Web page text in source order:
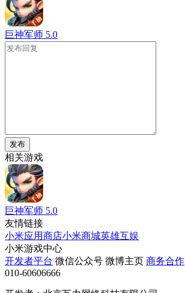
巨神军师 5.0
发布
相关游戏
巨神军师 5.0
友情链接
小米应用商店小米商城英雄互娱
小米游戏中心
开发者平台 微信公众号 微博主页 商务合作
010-60606666